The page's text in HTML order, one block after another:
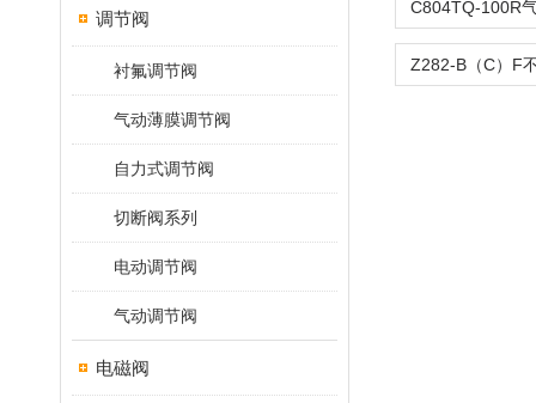
调节阀
衬氟调节阀
气动薄膜调节阀
自力式调节阀
切断阀系列
电动调节阀
气动调节阀
电磁阀